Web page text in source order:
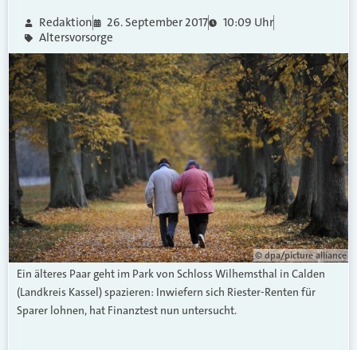
Redaktion 26. September 2017
10:09 Uhr
Altersvorsorge
© dpa/picture alliance
Ein älteres Paar geht im Park von Schloss Wilhemsthal in Calden
(Landkreis Kassel) spazieren: Inwiefern sich Riester-Renten für
Sparer lohnen, hat Finanztest nun untersucht.